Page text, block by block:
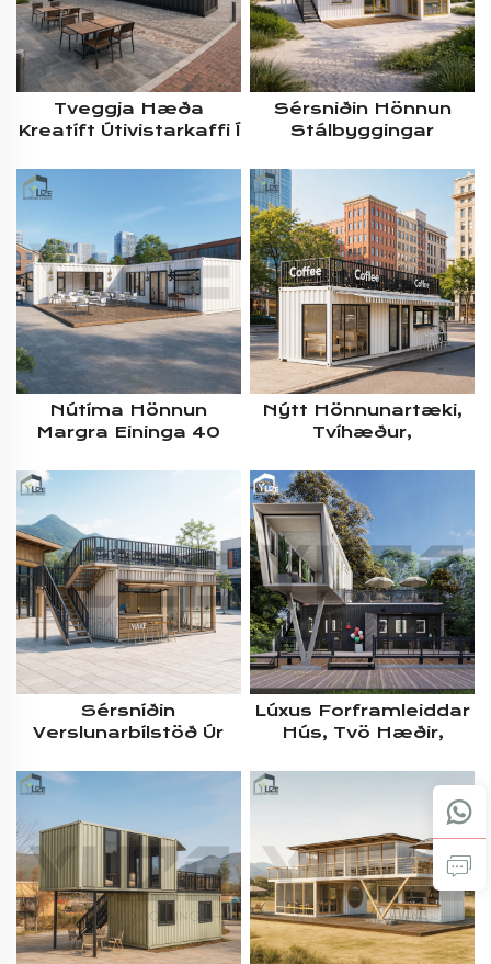
Tveggja Hæða
Kreatíft Útivistarkaffi Í
Balkongsetur Og
Útgáfum
Sérsniðin Hönnun
Stálbyggingar
Hæða
Fyrirframgeraður
Fullur Útbúnaður
Verslunar Flókinn
Afhendingar
Ílátsbústaður Fyrir
Veitingastað
Nútíma Hönnun
Margra Eininga 40
Fyrirframgerður
Flutningsdóskur
Veitingastaður Með
Eldhús Og Sætispláss
Nýtt Hönnunartæki,
Tvíhæður,
Fyrirframgeraður
Stálurssamantektur,
Skipulagscontainer,
Café, Verslun,
Veitingastaður Með
Þjónustuglugga
Sérsníðin
Verslunarbílstöð Úr
Hólum, Innifeldis
Matvinnustöð Með
Terrass
Lúxus Forframleiddar
Hús, Tvö Hæðir,
Hlutbíll Veitingastaður